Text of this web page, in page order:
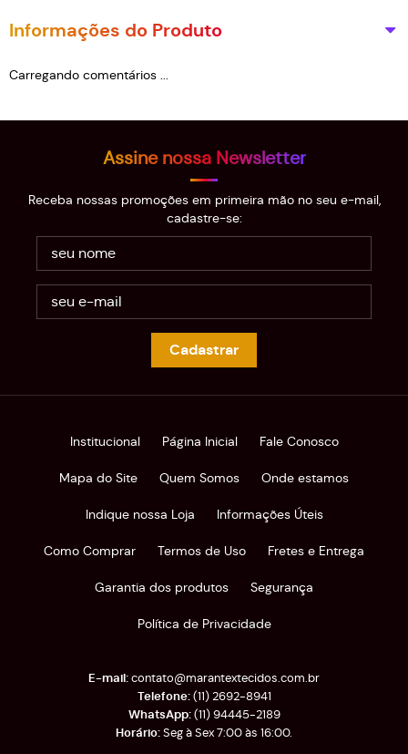
Informações do Produto
Carregando comentários ...
Assine nossa Newsletter
Receba nossas promoções em primeira mão no seu e-mail,
cadastre-se:
Cadastrar
Institucional Página Inicial Fale Conosco
Mapa do Site Quem Somos Onde estamos
Indique nossa Loja Informações Úteis
Como Comprar Termos de Uso Fretes e Entrega
Garantia dos produtos Segurança
Política de Privacidade
(11)2692-8941
(11)94445-2189
Seg à Sex 7:00 às 16:00.
contato@marantextecidos.com.br